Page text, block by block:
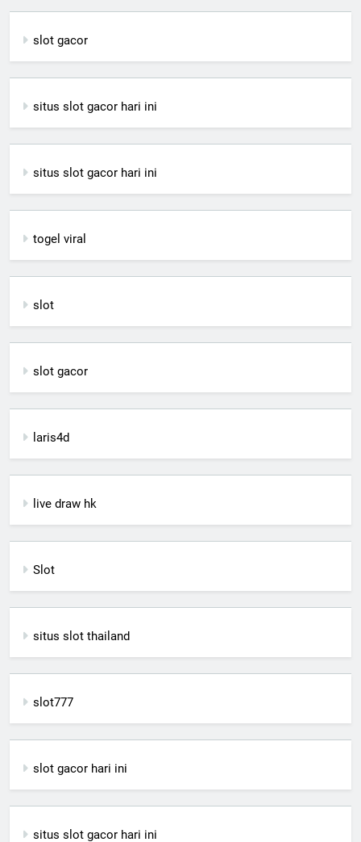
slot gacor
situs slot gacor hari ini
situs slot gacor hari ini
togel viral
slot
slot gacor
laris4d
live draw hk
Slot
situs slot thailand
slot777
slot gacor hari ini
situs slot gacor hari ini